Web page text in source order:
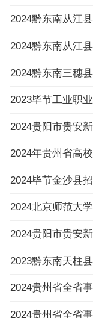
2023毕节工业职
2024贵阳市贵安